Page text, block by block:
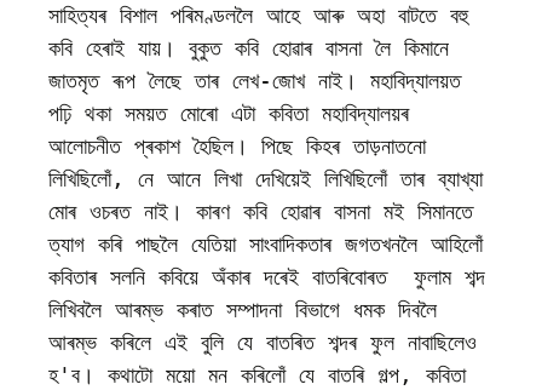
সাহিত্যৰ বিশাল পৰিমণ্ডললৈ আহে আৰু অহা বাটতে বহু
কবি হেৰাই যায়। বুকুত কবি হোৱাৰ বাসনা লৈ কিমানে
জাতমৃত ৰূপ লৈছে তাৰ লেখ-জোখ নাই। মহাবিদ্যালয়ত
পঢ়ি থকা সময়ত মোৰো এটা কবিতা মহাবিদ্যালয়ৰ
আলোচনীত প্ৰকাশ হৈছিল। পিছে কিহৰ তাড়নাতনো
লিখিছিলোঁ, নে আনে লিখা দেখিয়েই লিখিছিলোঁ তাৰ ব্যাখ্যা
মোৰ ওচৰত নাই। কাৰণ কবি হোৱাৰ বাসনা মই সিমানতে
ত্যাগ কৰি পাছলৈ যেতিয়া সাংবাদিকতাৰ জগতখনলৈ আহিলোঁ
কবিতাৰ সলনি কবিয়ে অঁকাৰ দৰেই বাতৰিবোৰত  ফুলাম শব্দ
লিখিবলৈ আৰম্ভ কৰাত সম্পাদনা বিভাগে ধমক দিবলৈ
আৰম্ভ কৰিলে এই বুলি যে বাতৰিত শব্দৰ ফুল নাবাছিলেও
হ'ব। কথাটো ময়ো মন কৰিলোঁ যে বাতৰি গল্প, কবিতা